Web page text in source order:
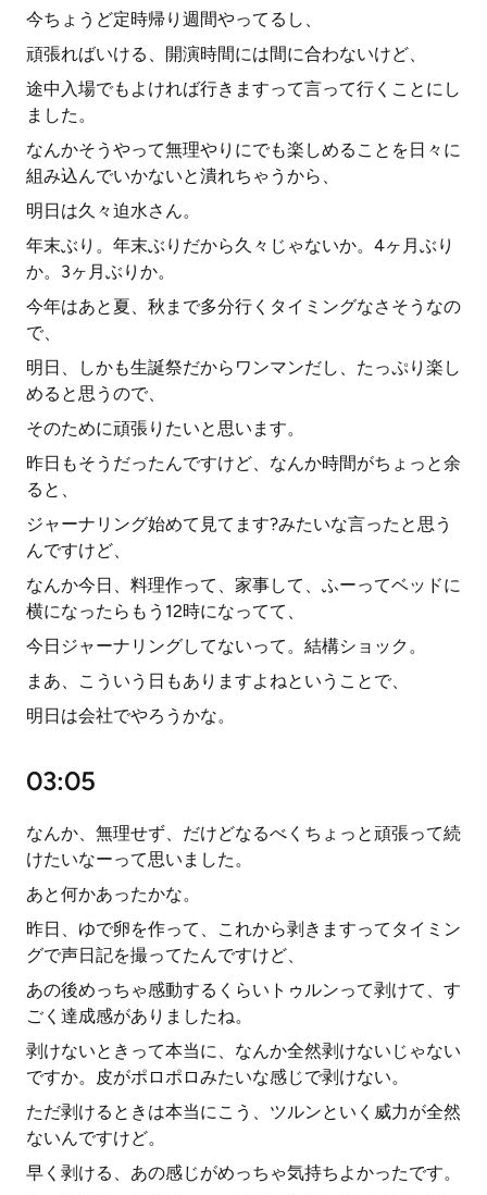
今ちょうど定時帰り週間やってるし、
頑張ればいける、開演時間には間に合わないけど、
途中入場でもよければ行きますって言って行くことにし
ました。
なんかそうやって無理やりにでも楽しめることを日々に
組み込んでいかないと潰れちゃうから、
明日は久々迫水さん。
年末ぶり。年末ぶりだから久々じゃないか。4ヶ月ぶり
か。3ヶ月ぶりか。
今年はあと夏、秋まで多分行くタイミングなさそうなの
で、
明日、しかも生誕祭だからワンマンだし、たっぷり楽し
めると思うので、
そのために頑張りたいと思います。
昨日もそうだったんですけど、なんか時間がちょっと余
ると、
ジャーナリング始めて見てます?みたいな言ったと思う
んですけど、
なんか今日、料理作って、家事して、ふーってベッドに
横になったらもう12時になってて、
今日ジャーナリングしてないって。結構ショック。
まあ、こういう日もありますよねということで、
明日は会社でやろうかな。
03:05
なんか、無理せず、だけどなるべくちょっと頑張って続
けたいなーって思いました。
あと何かあったかな。
昨日、ゆで卵を作って、これから剥きますってタイミン
グで声日記を撮ってたんですけど、
あの後めっちゃ感動するくらいトゥルンって剥けて、す
ごく達成感がありましたね。
剥けないときって本当に、なんか全然剥けないじゃない
ですか。皮がポロポロみたいな感じで剥けない。
ただ剥けるときは本当にこう、ツルンといく威力が全然
ないんですけど。
早く剥ける、あの感じがめっちゃ気持ちよかったです。